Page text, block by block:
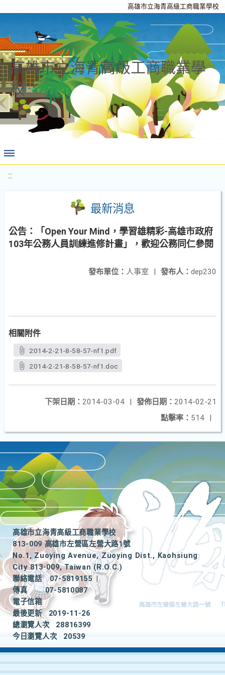
高雄市立海青高級工商職業學校
高雄市立海青高級工商職業學
校
:::
最新消息
公告：「Open Your Mind，學習雄精彩-高雄市政府
103年公務人員訓練進修計畫」，歡迎公務同仁參閱
發布人： dep230
發布單位： 人事室 |
相關附件
2014-2-21-8-58-57-nf1.pdf
2014-2-21-8-58-57-nf1.doc
發佈日期： 2014-02-21
下架日期： 2014-03-04
|
點擊率： 514 |
高雄市立海青高級工商職業學校
813-009 高雄市左營區左營大路1號
No.1, Zuoying Avenue, Zuoying Dist., Kaohsiung
City 813-009, Taiwan (R.O.C.)
聯絡電話
07-5819155
|
傳真
07-5810087
電子信箱
最後更新
2019-11-26
總瀏覽人次
28816399
今日瀏覽人次
20539